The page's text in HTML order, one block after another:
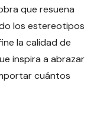
que resuena
los estereotipos
la calidad de
inspira a abrazar
cuántos